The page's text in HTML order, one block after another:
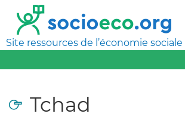
Site ressources de l’économie
Tchad